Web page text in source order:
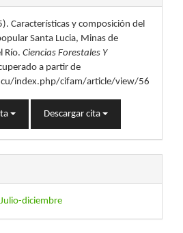
Características y composición del
Santa Lucia, Minas de
Río. Ciencias Forestales Y
a partir de
index.php/cifam/article/view/56
Descargar cita
diciembre